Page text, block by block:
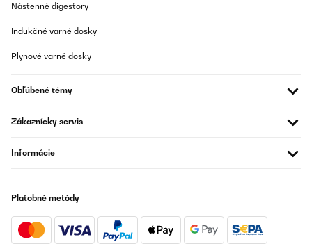
Nástenné digestory
Indukčné varné dosky
Plynové varné dosky
Obľúbené témy
Zákaznícky servis
Informácie
Platobné metódy